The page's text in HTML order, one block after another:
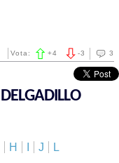
3
-3
Vota: +4
H J
L